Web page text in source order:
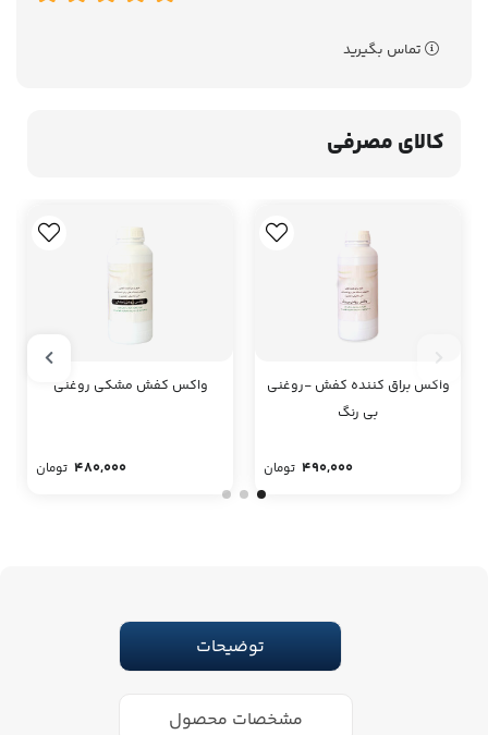
تماس بگیرید
کالای مصرفی
واکس براق کننده کفش -روغنی
بی رنگ
490,000 تومان
واکس کفش مشکی روغنی
480,000 تومان
توضیحات
مشخصات محصول